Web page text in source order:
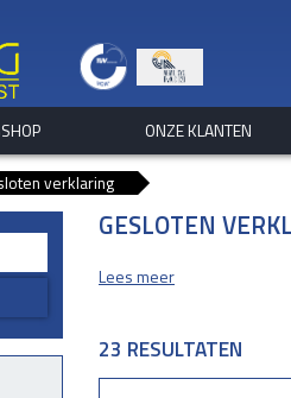
ONZE KLANTEN
verklaring
GESLOTEN
Lees meer
23 RESULTATEN